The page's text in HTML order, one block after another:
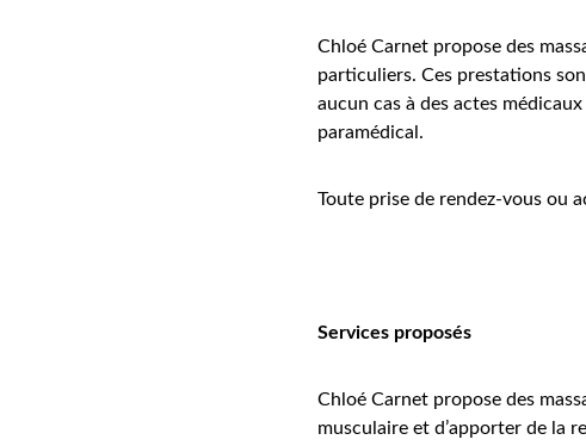
Chloé Carnet propose des
particuliers. Ces prestations
aucun cas à des actes
paramédical.
Toute prise de rendez-vous ou
Services proposés
Chloé Carnet propose des
musculaire et d’apporter de la